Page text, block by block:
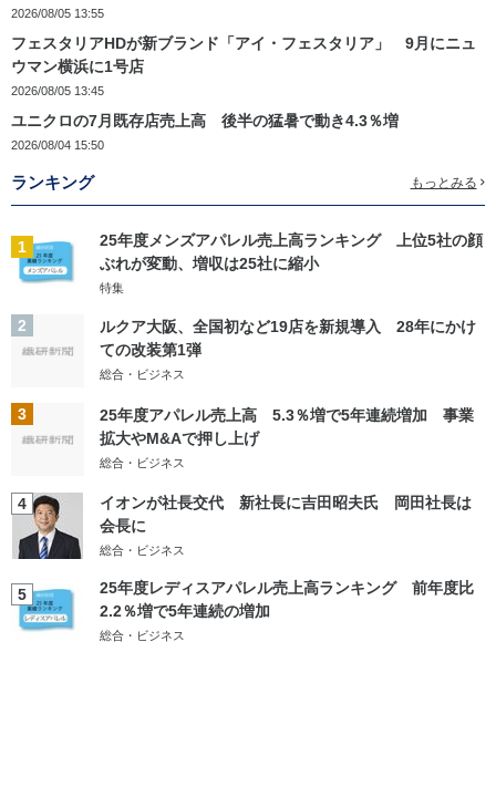
2026/08/05 13:55
フェスタリアHDが新ブランド「アイ・フェスタリア」 9月にニュ
ウマン横浜に1号店
2026/08/05 13:45
ユニクロの7月既存店売上高 後半の猛暑で動き4.3％増
2026/08/04 15:50
ランキング もっとみる
1
25年度メンズアパレル売上高ランキング 上位5社の顔
ぶれが変動、増収は25社に縮小
特集
2
ルクア大阪、全国初など19店を新規導入 28年にかけ
ての改装第1弾
総合・ビジネス
3
25年度アパレル売上高 5.3％増で5年連続増加 事業
拡大やM&Aで押し上げ
総合・ビジネス
4
イオンが社長交代 新社長に吉田昭夫氏 岡田社長は
会長に
総合・ビジネス
5
25年度レディスアパレル売上高ランキング 前年度比
2.2％増で5年連続の増加
総合・ビジネス